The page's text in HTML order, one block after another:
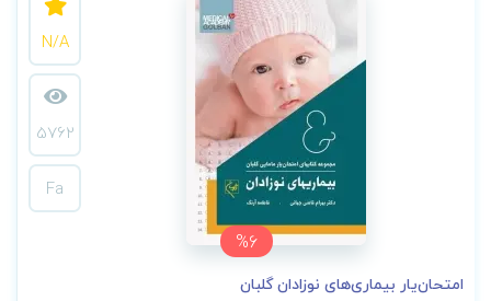
%6
N/A
5762
Fa
امتحان‌یار بیماری‌های نوزادان گلبان